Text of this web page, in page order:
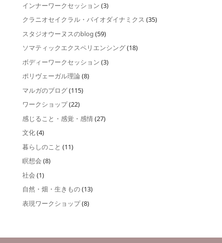
インナーワークセッション (3)
クラニオセイクラル・バイオダイナミクス (35)
スタジオウーヌスのblog (59)
ソマティックエクスペリエンシング(18)
ボディーワークセッション (3)
ポリヴェーガル理論(8)
マルガのブログ(115)
ワークショップ(22)
感じること・感覚・感情(27)
文化(4)
暮らしのこと (11)
瞑想会 (8)
社会 (1)
自然・畑・生きもの(13)
表現ワークショップ(8)